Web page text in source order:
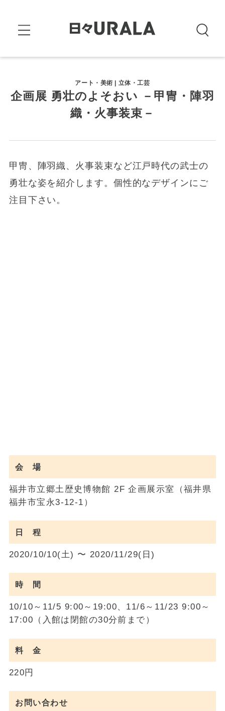
アート・美術 | 立体・工芸
企画展 勇壮のよそおい －甲冑・陣羽
織・火事装束－
甲冑、陣羽織、火事装束など江戸時代の武士の
勇壮な姿を紹介します。個性的なデザインにご
注目下さい。
会 場
福井市立郷土歴史博物館 2F 企画展示室（福井県
福井市宝永3-12-1）
日 程
2020/10/10(土) 〜 2020/11/29(日)
時 間
10/10～11/5 9:00～19:00、11/6～11/23 9:00～
17:00（入館は閉館の30分前まで）
料 金
220円
お問い合わせ